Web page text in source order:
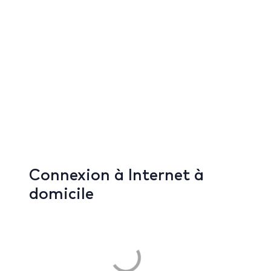
Connexion à Internet à
domicile